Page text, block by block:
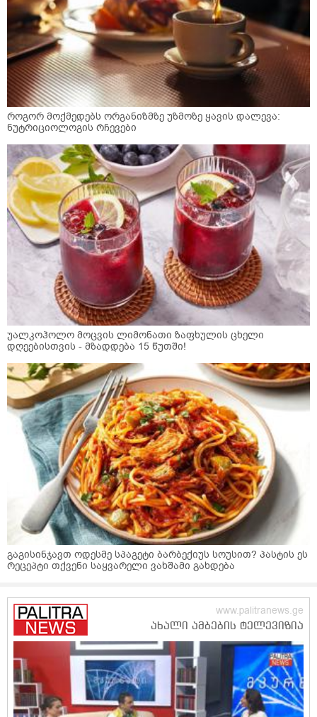
როგორ მოქმედებს ორგანიზმზე უზმოზე ყავის დალევა:
ნუტრიციოლოგის რჩევები
უალკოჰოლო მოცვის ლიმონათი ზაფხულის ცხელი
დღეებისთვის - მზადდება 15 წუთში!
გაგისინჯავთ ოდესმე სპაგეტი ბარბექიუს სოუსით? პასტის ეს
რეცეპტი თქვენი საყვარელი ვახშამი გახდება